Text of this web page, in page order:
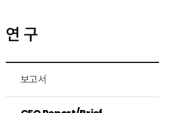
연 구
보고서